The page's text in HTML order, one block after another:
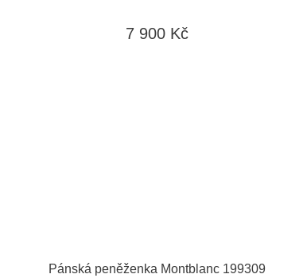
7 900 Kč
Pánská peněženka Montblanc 199309